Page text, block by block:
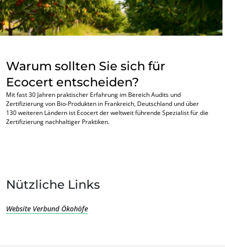
UNSERE KOMPETENZEN
Warum sollten Sie sich für
Ecocert entscheiden?
Mit fast 30 Jahren praktischer Erfahrung im Bereich Audits und
Zertifizierung von Bio-Produkten in Frankreich, Deutschland und über
130 weiteren Ländern ist Ecocert der weltweit führende Spezialist für die
Zertifizierung nachhaltiger Praktiken.
Nützliche Links
Website Verbund Ökohöfe